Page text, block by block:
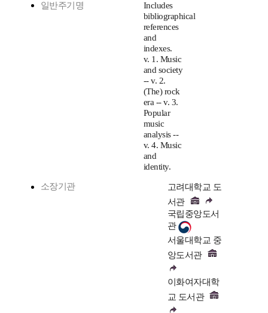
일반주기명
Includes
bibliographical
references
and
indexes.
v. 1. Music
and society
-- v. 2.
(The) rock
era -- v. 3.
Popular
music
analysis --
v. 4. Music
and
identity.
소장기관
고려대학교 도
서관
국립중앙도서
관
서울대학교 중
앙도서관
이화여자대학
교 도서관